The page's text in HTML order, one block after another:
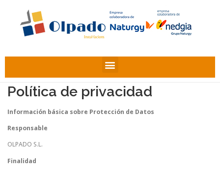
Política de privacidad
Información básica sobre Protección de Datos
Responsable
OLPADO S.L.
Finalidad